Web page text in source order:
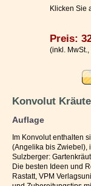
Widerrufsbelehrung
Datenschutzerklärung
Klicken Sie
Preis:
(inkl. MwSt.,
Konvolut
Auflage
Im Konvolut enthalten
(Angelika bis Zwiebel),
Sulzberger:
Die besten Ideen und
Rastatt, VPM